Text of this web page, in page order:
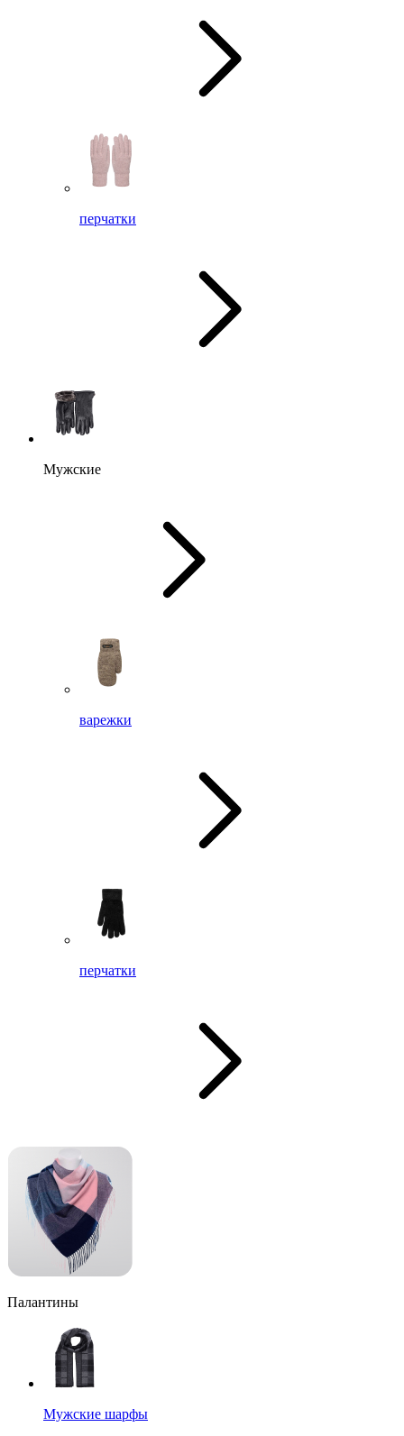
перчатки
Мужские
варежки
перчатки
Палантины
Мужские шарфы